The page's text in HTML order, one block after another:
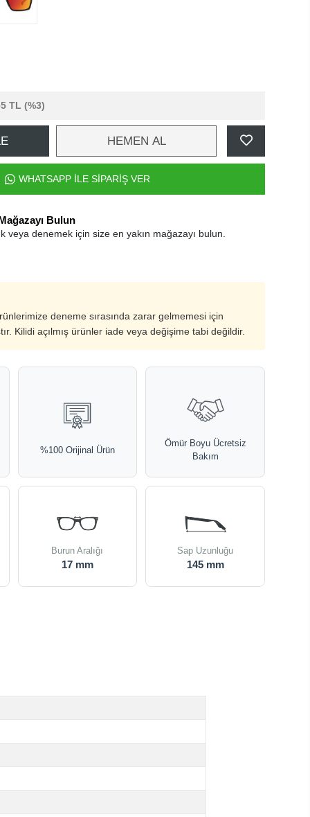
TL (%3)
HEMEN AL
WHATSAPP İLE SİPARİŞ VER
Bulun
veya denemek için size en yakın mağazayı bulun.
deneme sırasında zarar gelmemesi için
Kilidi açılmış ürünler iade veya değişime tabi değildir.
%100 Orijinal Ürün
Ömür Boyu Ücretsiz
Bakım
Burun Aralığı
17 mm
Sap Uzunluğu
145 mm